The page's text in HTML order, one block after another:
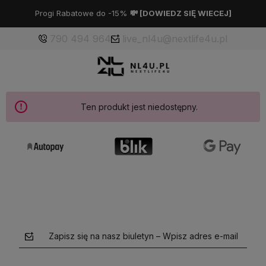
Progi Rabatowe do -15% 💸 [DOWIEDZ SIĘ WIECEJ]
Ten produkt jest niedostępny.
Zapisz się na nasz biuletyn – Wpisz adres e-mail